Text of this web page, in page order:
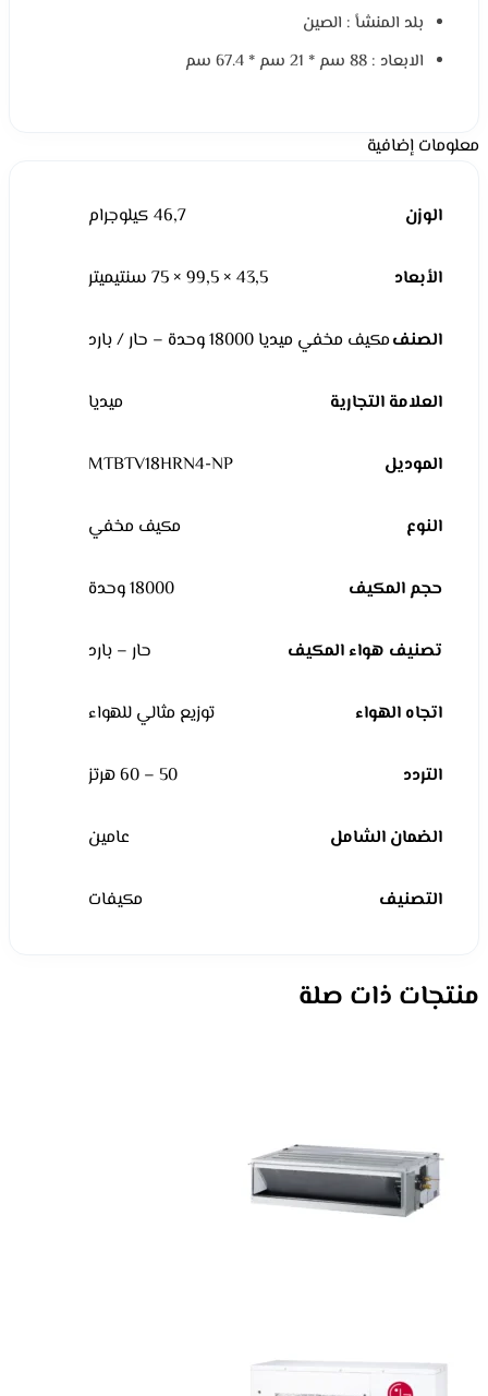
بلد المنشأ : الصين
الابعاد : 88 سم * 21 سم * 67.4 سم
معلومات إضافية
الوزن 46,7 كيلوجرام
الأبعاد 43,5 × 99,5 × 75 سنتيميتر
الصنفمكيف مخفي ميديا 18000 وحدة – حار / بارد
العلامة التجارية ميديا
الموديل MTBTV18HRN4-NP
النوع مكيف مخفي
حجم المكيف 18000 وحدة
تصنيف هواء المكيف حار – بارد
اتجاه الهواء توزيع مثالي للهواء
التردد 50 – 60 هرتز
الضمان الشامل عامين
التصنيف مكيفات
منتجات ذات صلة